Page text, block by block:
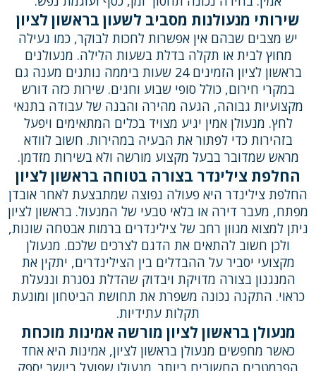
שירותי מנעולנות מסביב לשעון בראשון לציון
יש מצבים שבהם אין אפשרות לחכות לבוקר, כמו נעילה
מחוץ לבית או תקלה בדלת בשעות הלילה. מנעולנים
בראשון לציון הזמינים 24 שעות ביממה נותנים מענה גם
במקרי חירום, כולל סופי שבוע וחגים. שירות כזה דורש
מקצועיות גבוהה, הגעה מהירה והבנה של עבודה בתנאי
לחץ. מנעולן אמין יגיע מצויד בכלים המתאימים ויפעל
בזהירות כדי לפתור את הבעיה במהירות. חשוב לוודא
מראש שמדובר בבעל מקצוע מורשה ולא בשירות מזדמן.
החלפת צילינדר בצורה בטוחה בראשון לציון
החלפת צילינדר היא פעולה נפוצה שמתבצעת לאחר אובדן
מפתח, מעבר דירה או בלאי טבעי של המנעול. בראשון לציון
ניתן למצוא מגוון רחב של צילינדרים ברמות אבטחה שונות,
ולכן חשוב להתאים את הדגם לצרכים שלכם. מנעולן
מקצועי יסביר על ההבדלים בין הצילינדרים, יתקין את
המנגנון בצורה מדויקת ויבדוק שהדלת נסגרת וננעלת
כראוי. התקנה נכונה משפרת את תחושת הביטחון ומונעת
תקלות עתידיות.
מנעולן בראשון לציון מורשה אמינות מוכחת
כאשר מחפשים מנעולן בראשון לציון, אמינות היא אחד